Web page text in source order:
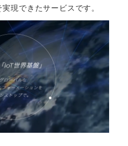
現できたサービスです。